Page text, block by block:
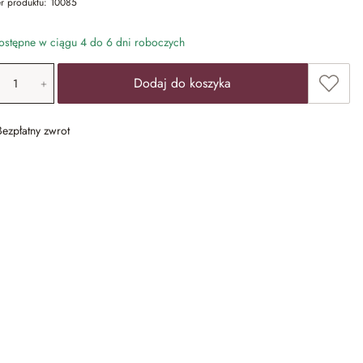
w ciągu 4 do 6 dni roboczych
produktu: Wprowadź żądaną wartość
Dodaj do koszyka
zwrot